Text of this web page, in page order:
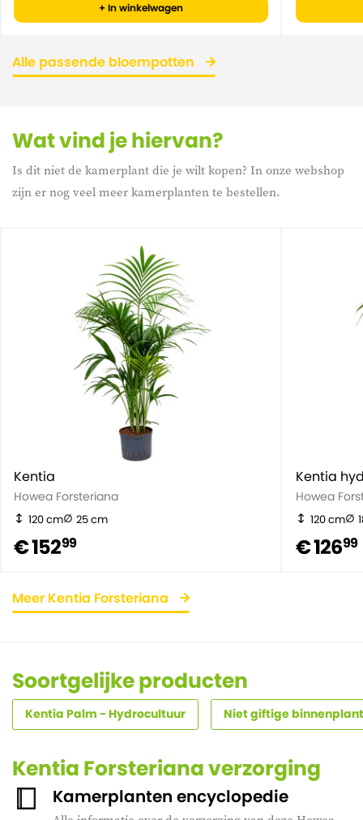
+ In winkelwagen
Alle passende bloempotten
Wat vind je hiervan?
Is dit niet de kamerplant die je wilt kopen? In onze webshop
zijn er nog veel meer kamerplanten te bestellen.
Kentia
Howea Forsteriana
120 cm 25 cm
€ 15299
Kentia
Howea
120 cm
€ 12699
Meer Kentia Forsteriana
Soortgelijke producten
Kentia Palm - Hydrocultuur Niet giftige
Kentia Forsteriana verzorging
Kamerplanten encyclopedie